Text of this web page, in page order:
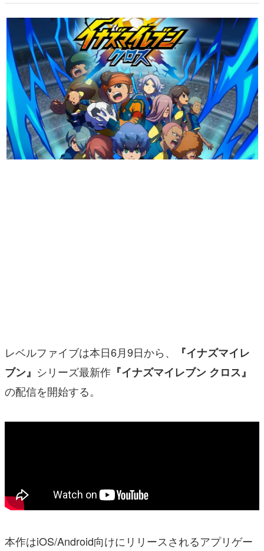
なんでゲームは面白い？
ゲーム開発者・hamatsu氏がゲームの魅力を画面や操作の
具体的な形から解き明かしていく、硬派で骨太な評論連載
です。
ゲームが変えた日本語
「経験値」「裏技」「ラスボス」… ゲームにまつわる言葉
の起源や用法の変遷を、コンピューター文化史研究家・タ
イニーP氏が徹底調査。
カテゴリ
特集記事
レベルファイブは本日6月9日から、
『イナズマイレ
ブン』 シリーズ最新作 『イナズマイレブン クロス』
の配信を開始する。
本作はiOS/Android向けにリリースされるアプリゲー